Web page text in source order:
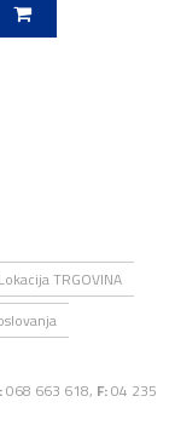
Lokacija TRGOVINA
068 663 618, F:04 235